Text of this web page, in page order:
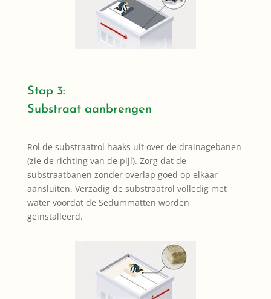
Stap 3:
Substraat aanbrengen
Rol de substraatrol haaks uit over de drainagebanen
(zie de richting van de pijl). Zorg dat de
substraatbanen zonder overlap goed op elkaar
aansluiten. Verzadig de substraatrol volledig met
water voordat de Sedummatten worden
geïnstalleerd.